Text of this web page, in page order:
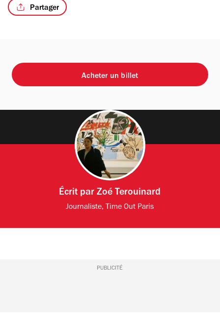
Partager
Acheter un billet
Écrit parZoé Terouinard
Journaliste, Time Out Paris
PUBLICITÉ